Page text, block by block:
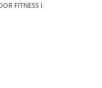
FITNESS I